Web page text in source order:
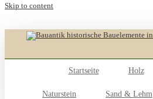
Skip to content
Startseite Holz
Naturstein Sand & Lehm